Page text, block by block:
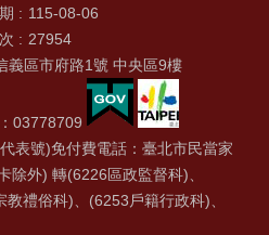
115-08-06
27954
義區市府路1號 中央區9樓
03778709
表號)免付費電話：臺北市民當家
除外) 轉(6226區政監督科)、
禮俗科)、(6253戶籍行政科)、